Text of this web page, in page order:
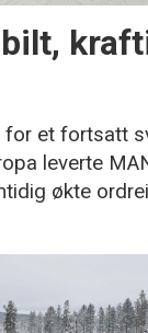
for et fortsatt
leverte
økte